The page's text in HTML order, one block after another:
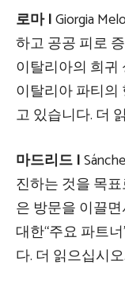
로마 |Giorgia
하고 공공 피로
이탈리아의 희귀
이탈리아 파티의
고 있습니다. 더
마드리드 |
진하는 것을 목
은 방문을 이끌
대한“주요 파트
다. 더 읽으십시오.